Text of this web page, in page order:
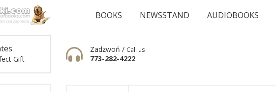
BOOKS NEWSSTAND AUDIOBOOKS
Gift
Zadzwoń / Call us
773-282-4222